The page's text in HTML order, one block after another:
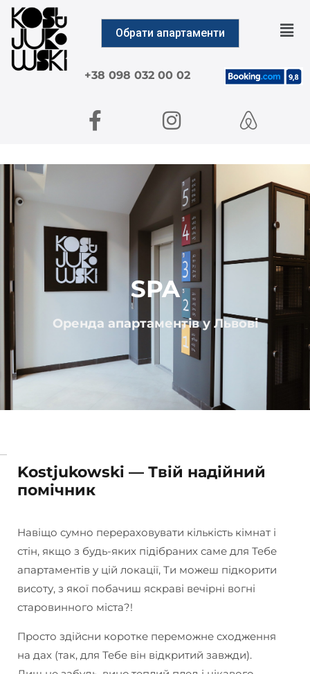
Перейти
до
вмісту
Обрати апартаменти
+38 098 032 00 02
SPA
Оренда апартаментів у Львові
Kostjukowski — Твій надійний
помічник
Навіщо сумно перераховувати кількість кімнат і
стін, якщо з будь-яких підібраних саме для Тебе
апартаментів у цій локації, Ти можеш підкорити
висоту, з якої побачиш яскраві вечірні вогні
старовинного міста?!
Просто здійсни коротке переможне сходження
на дах (так, для Тебе він відкритий завжди).